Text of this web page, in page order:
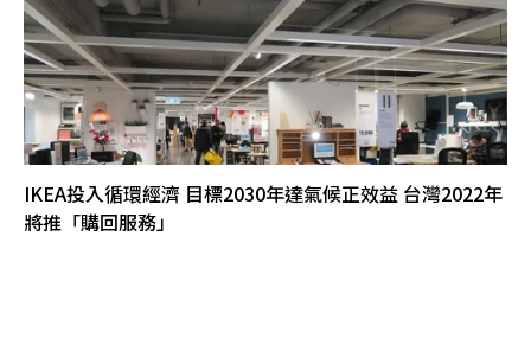
IKEA投入循環經濟 目標2030年達氣候正效益 台灣2022年
將推「購回服務」